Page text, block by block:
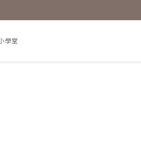
學堂